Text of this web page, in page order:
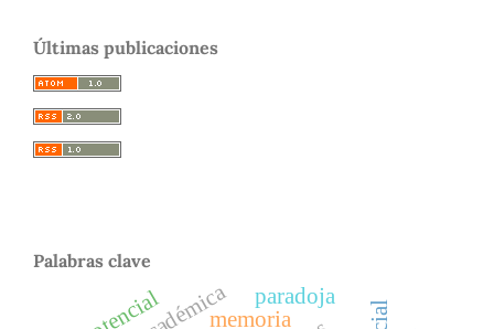
Últimas publicaciones
Palabras clave
memoria
paradoja